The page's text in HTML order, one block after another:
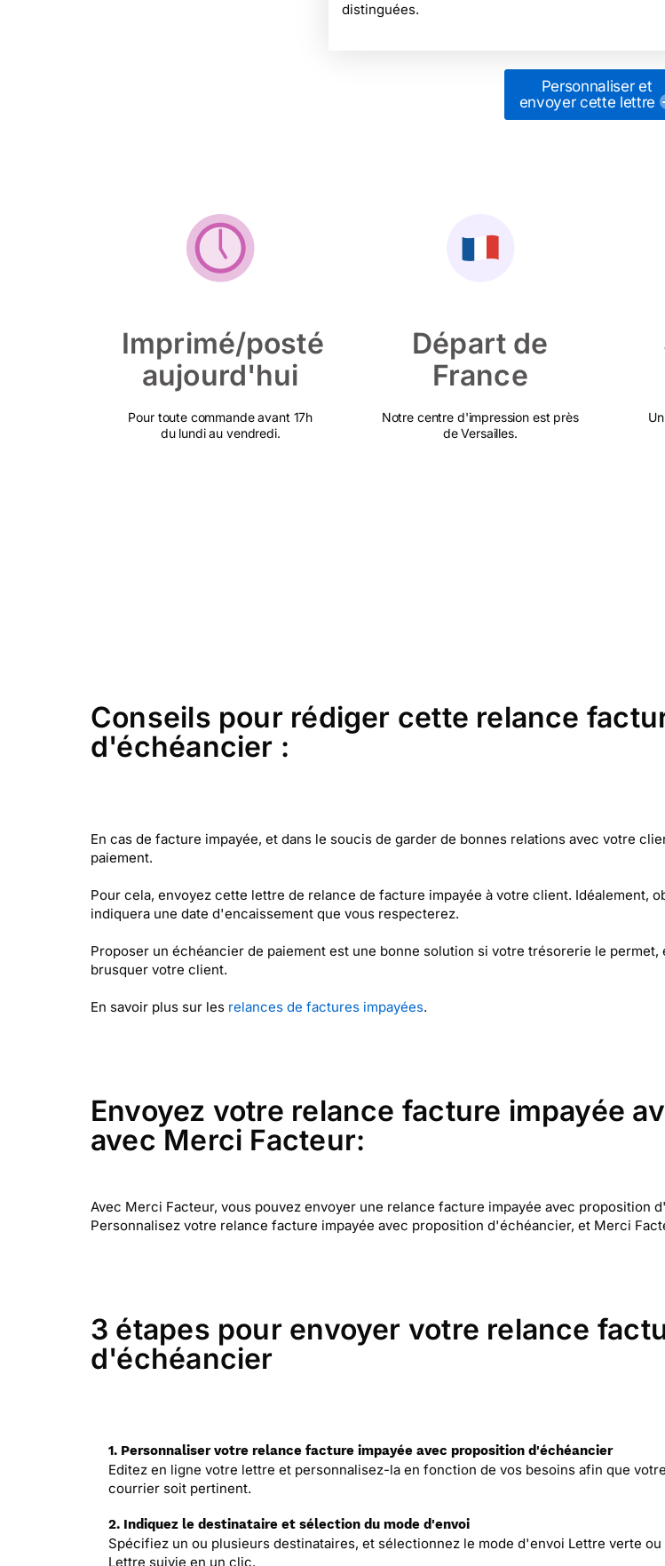
distinguées.
Personnaliser et
envoyer cette lettre
Imprimé/posté
aujourd'hui
Pour toute commande avant 17h
du lundi au vendredi.
Départ de
France
Notre centre d'impression est près
de Versailles.
Conseils pour rédiger cette relance
d'échéancier :
En cas de facture impayée, et dans le soucis de garder de bonnes relations avec votre
paiement.
Pour cela, envoyez cette lettre de relance de facture impayée à votre client. Idéalement,
indiquera une date d'encaissement que vous respecterez.
Proposer un échéancier de paiement est une bonne solution si votre trésorerie le
brusquer votre client.
En savoir plus sur les relances de factures impayées.
Envoyez votre relance facture impayée
avec Merci Facteur:
Avec Merci Facteur, vous pouvez envoyer une relance facture impayée avec proposition
Personnalisez votre relance facture impayée avec proposition d'échéancier, et Merci
3 étapes pour envoyer votre relance
d'échéancier
1. Personnaliser votre relance facture impayée avec proposition d'échéancier
Editez en ligne votre lettre et personnalisez-la en fonction de vos besoins afin que votre
courrier soit pertinent.
2. Indiquez le destinataire et sélection du mode d'envoi
Spécifiez un ou plusieurs destinataires, et sélectionnez le mode d'envoi Lettre verte ou
Lettre suivie en un clic.